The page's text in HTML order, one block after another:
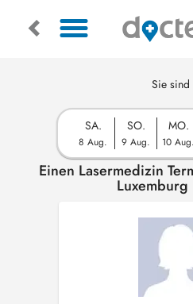
Sie sind
SA.
8 Aug.
SO.
9 Aug.
MO.
10 Aug.
Einen Lasermedizin